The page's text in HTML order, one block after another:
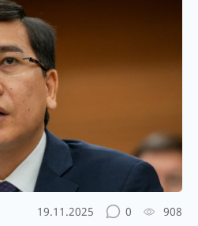
19.11.2025 0 908